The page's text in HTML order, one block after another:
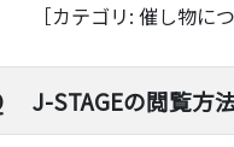
［カテゴリ: 催し物につ
J-STAGEの閲覧方